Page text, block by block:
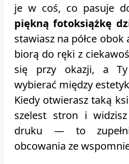
je w coś, co pasuje
piękną fotoksiążkę
stawiasz na półce
biorą do ręki z
się przy okazji, a
wybierać między
Kiedy otwierasz taką
szelest stron i
druku — to
obcowania ze